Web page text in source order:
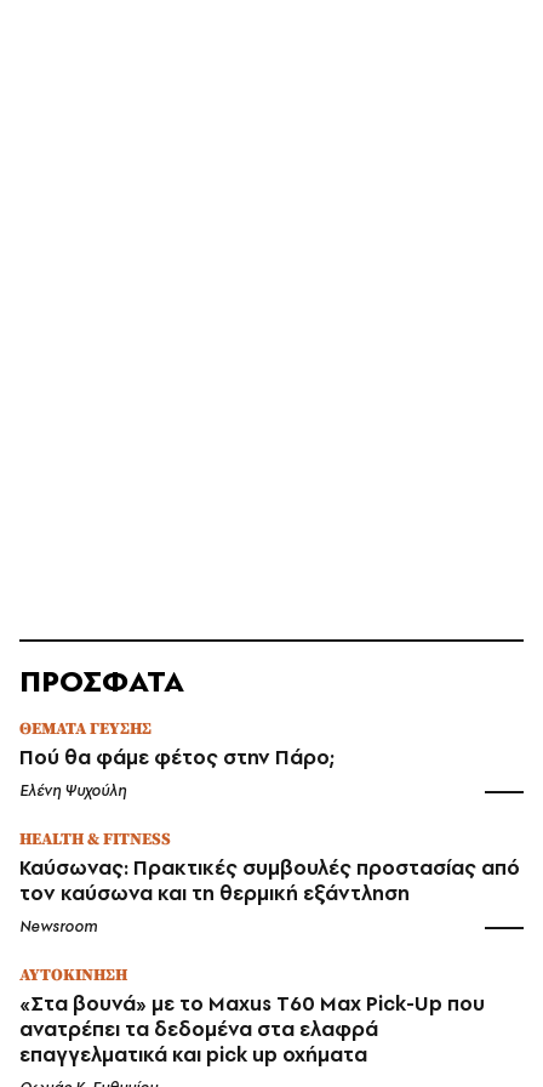
ΠΡΟΣΦΑΤΑ
ΘΕΜΑΤΑ ΓΕΥΣΗΣ
Πού θα φάμε φέτος στην Πάρο;
Ελένη Ψυχούλη
HEALTH & FITNESS
Καύσωνας: Πρακτικές συμβουλές προστασίας από
τον καύσωνα και τη θερμική εξάντληση
Newsroom
ΑΥΤΟΚΙΝΗΣΗ
«Στα βουνά» με το Maxus T60 Max Pick-Up που
ανατρέπει τα δεδομένα στα ελαφρά
επαγγελματικά και pick up οχήματα